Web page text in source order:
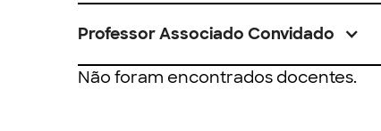
Professor Associado Convidado
Não foram encontrados docentes.